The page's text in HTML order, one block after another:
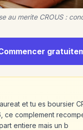
au merite CROUS :
et tu es boursier
complement
entiere mais un b